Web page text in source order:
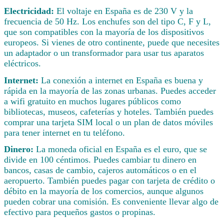
Electricidad: El voltaje en España es de 230 V y la
frecuencia de 50 Hz. Los enchufes son del tipo C, F y L,
que son compatibles con la mayoría de los dispositivos
europeos. Si vienes de otro continente, puede que necesites
un adaptador o un transformador para usar tus aparatos
eléctricos.
Internet: La conexión a internet en España es buena y
rápida en la mayoría de las zonas urbanas. Puedes acceder
a wifi gratuito en muchos lugares públicos como
bibliotecas, museos, cafeterías y hoteles. También puedes
comprar una tarjeta SIM local o un plan de datos móviles
para tener internet en tu teléfono.
Dinero: La moneda oficial en España es el euro, que se
divide en 100 céntimos. Puedes cambiar tu dinero en
bancos, casas de cambio, cajeros automáticos o en el
aeropuerto. También puedes pagar con tarjeta de crédito o
débito en la mayoría de los comercios, aunque algunos
pueden cobrar una comisión. Es conveniente llevar algo de
efectivo para pequeños gastos o propinas.